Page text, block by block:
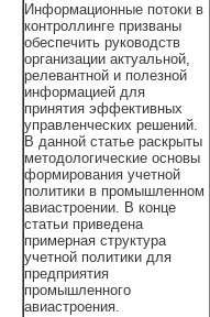
Информационные потоки в
контроллинге призваны
обеспечить руководств
организации актуальной,
релевантной и полезной
информацией для
принятия эффективных
управленческих решений.
В данной статье раскрыты
методологические основы
формирования учетной
политики в промышленном
авиастроении. В конце
статьи приведена
примерная структура
учетной политики для
предприятия
промышленного
авиастроения.